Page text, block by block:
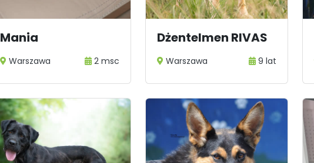
Mania
Warszawa 2 msc
Dżentelmen RIVAS
Warszawa 9 lat